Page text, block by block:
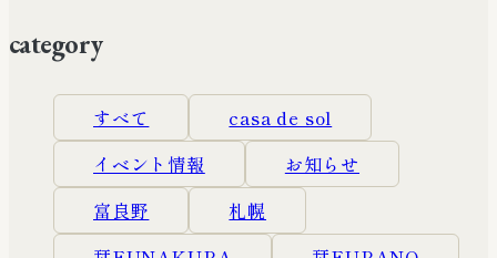
Workation
Facility & reserve 施設紹介・ご予約
category
すべて
casa de sol
イベント情報
お知らせ
富良野
札幌